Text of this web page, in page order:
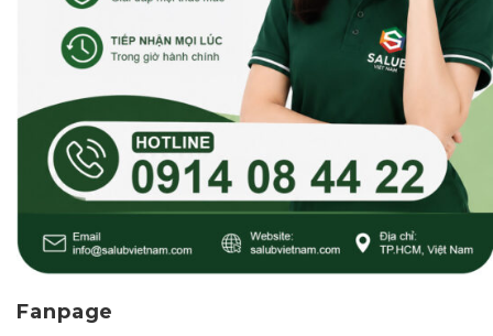
Fanpage